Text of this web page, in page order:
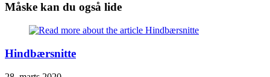
Måske kan du også lide
Hindbærsnitte